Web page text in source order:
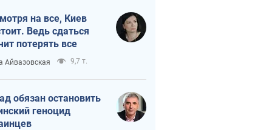
на все, Киев
Ведь сдаться
потерять все
Айвазовская 9,7 т.
обязан остановить
геноцид